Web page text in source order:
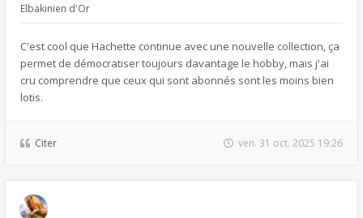
Elbakinien d'Or
C'est cool que Hachette continue avec une nouvelle collection, ça
permet de démocratiser toujours davantage le hobby, mais j'ai
cru comprendre que ceux qui sont abonnés sont les moins bien
lotis.
Citer ven. 31 oct. 2025 19:26